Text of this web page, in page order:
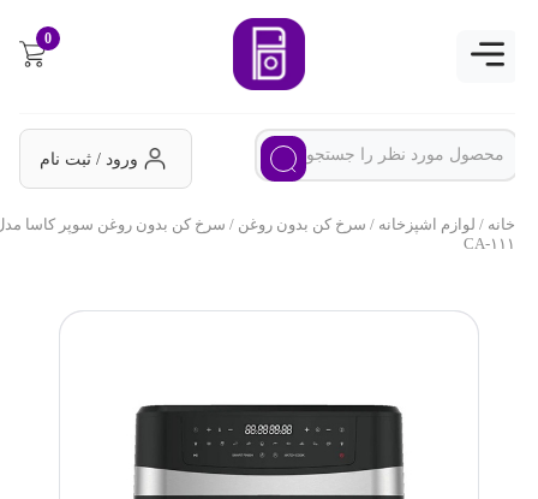
ورود / ثبت نام
خانه/لوازم اشپزخانه/سرخ کن بدون روغن/ سرخ کن بدون روغن سوپر کاسا مدل
CA-۱۱۱